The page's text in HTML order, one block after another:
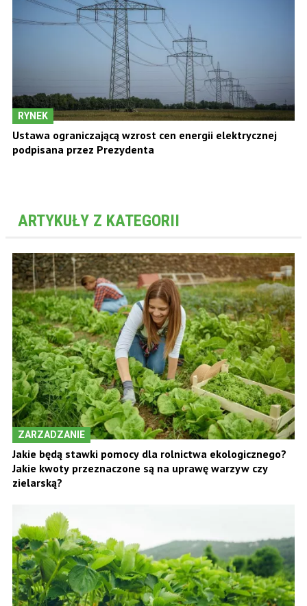
RYNEK
Ustawa ograniczającą wzrost cen energii elektrycznej
podpisana przez Prezydenta
ARTYKUŁY Z KATEGORII
ZARZADZANIE
Jakie będą stawki pomocy dla rolnictwa ekologicznego?
Jakie kwoty przeznaczone są na uprawę warzyw czy
zielarską?